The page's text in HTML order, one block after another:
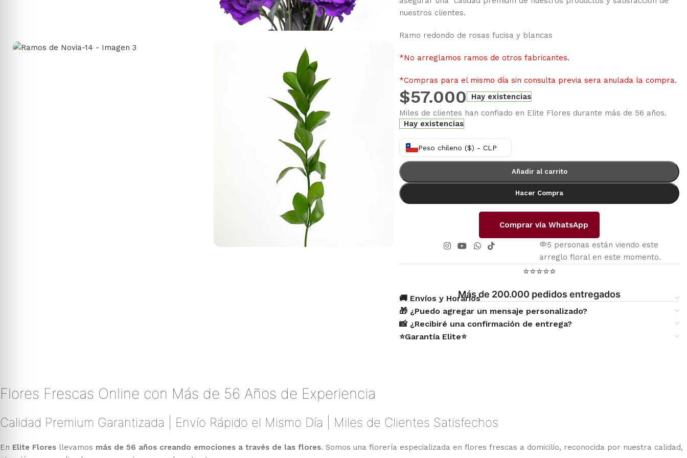
nuestros clientes.
Ramo redondo de rosas fucisa y blancas
*No arreglamos ramos de otros fabricantes.
*Compras para el mismo día sin consulta previa sera anulada la compra.
$57.000 Hay existencias
Miles de clientes han confiado en Elite Flores durante más de 56 años.
Hay existencias
Peso chileno ($) - CLP
Añadir al carrito
Hacer Compra
Comprar vía WhatsApp
5 personas están viendo este
arreglo floral en este momento.
⭐⭐⭐⭐⭐
Más de 200.000 pedidos entregados
🚚 Envíos y Horarios
🎁 ¿Puedo agregar un mensaje personalizado?
📸 ¿Recibiré una confirmación de entrega?
⭐Garantía Elite⭐
Flores Frescas Online con Más de 56 Años de Experiencia
Calidad Premium Garantizada | Envío Rápido el Mismo Día | Miles de Clientes Satisfechos
En Elite Flores llevamos más de 56 años creando emociones a través de las flores. Somos una florería especializada en flores frescas a domicilio, reconocida por nuestra calidad,